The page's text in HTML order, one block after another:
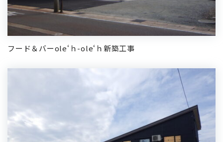
フード＆バーole‘ｈ-ole‘ｈ新築工事